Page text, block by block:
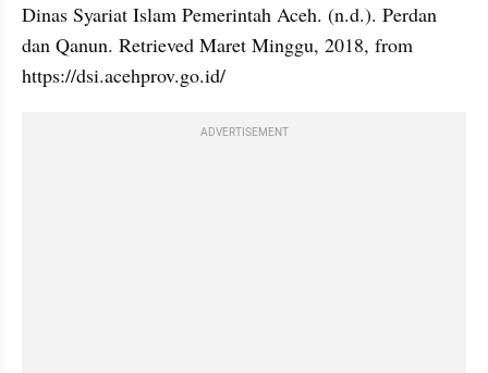
Dinas Syariat Islam Pemerintah Aceh. (n.d.). Perdan
dan Qanun. Retrieved Maret Minggu, 2018, from
https://dsi.acehprov.go.id/
ADVERTISEMENT